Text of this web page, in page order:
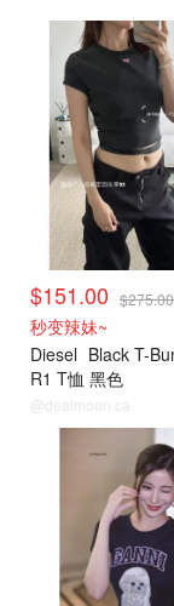
小编推荐
$151.00 $275.00
秒变辣妹~
Diesel Black T-
R1 T恤 黑色
@dealmoon.ca